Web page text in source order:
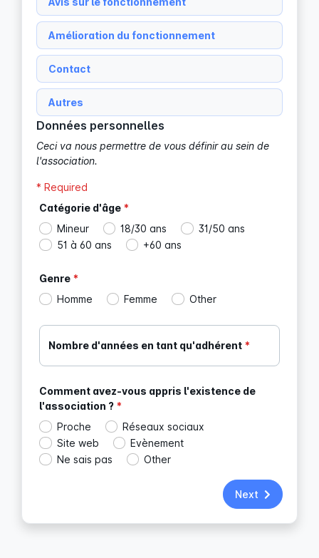
Amélioration du fonctionnement
Contact
Autres
Données personnelles
Ceci va nous permettre de vous définir au sein de
l'association.
* Required
Catégorie d'âge *
Mineur
18/30 ans
31/50 ans
51 à 60 ans
+60 ans
Genre *
Homme
Femme Other
Nombre d'années en tant qu'adhérent *
Comment avez-vous appris l'existence de
l'association ? *
Proche
Réseaux sociaux
Site web
Evènement
Ne sais pas
Other
Next